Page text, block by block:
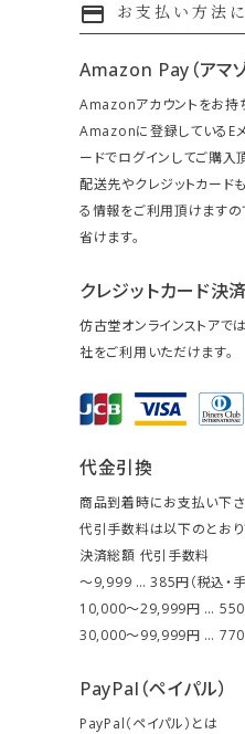
payment お支払い方法
Amazon Pay（アマゾ
Amazonアカウントをお持
Amazonに登録しているE
ードでログインしてご購入
配送先やクレジットカー
る情報をご利用頂けます
省けます。
クレジットカード決済
仿古堂オンラインストアで
社をご利用いただけます。
代金引換
商品到着時にお支払い下さ
代引手数料は以下のとおり
決済総額 代引手数料
～9,999 … 385円（税込・
10,000～29,999円 … 550
30,000～99,999円 … 770
PayPal（ペイパル）
PayPal（ペイパル）とは